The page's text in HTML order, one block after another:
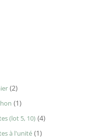
22
produits
11
produit
(lot 5, 10) 44
à l'unité 11